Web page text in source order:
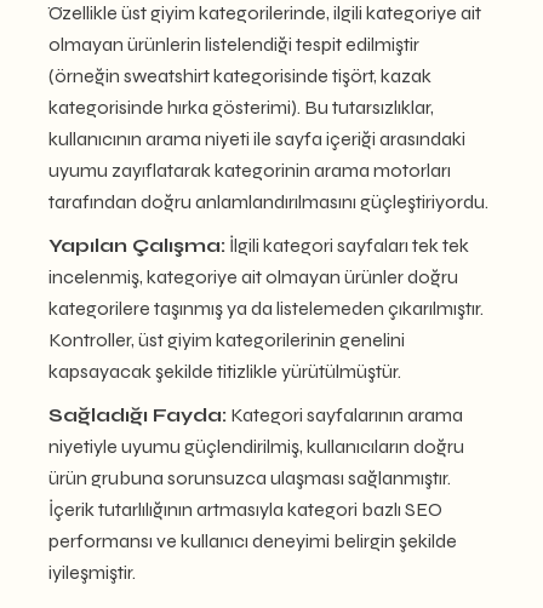
Özellikle üst giyim kategorilerinde, ilgili kategoriye ait
olmayan ürünlerin listelendiği tespit edilmiştir
(örneğin sweatshirt kategorisinde tişört, kazak
kategorisinde hırka gösterimi). Bu tutarsızlıklar,
kullanıcının arama niyeti ile sayfa içeriği arasındaki
uyumu zayıflatarak kategorinin arama motorları
tarafından doğru anlamlandırılmasını güçleştiriyordu.
Yapılan Çalışma: İlgili kategori sayfaları tek tek
incelenmiş, kategoriye ait olmayan ürünler doğru
kategorilere taşınmış ya da listelemeden çıkarılmıştır.
Kontroller, üst giyim kategorilerinin genelini
kapsayacak şekilde titizlikle yürütülmüştür.
Sağladığı Fayda: Kategori sayfalarının arama
niyetiyle uyumu güçlendirilmiş, kullanıcıların doğru
ürün grubuna sorunsuzca ulaşması sağlanmıştır.
İçerik tutarlılığının artmasıyla kategori bazlı SEO
performansı ve kullanıcı deneyimi belirgin şekilde
iyileşmiştir.